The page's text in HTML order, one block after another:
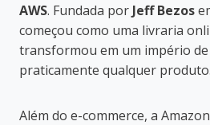
AWS. Fundada por Jeff Bezos
começou como uma livraria
transformou em um império
praticamente qualquer produto.
Além do e-commerce, a